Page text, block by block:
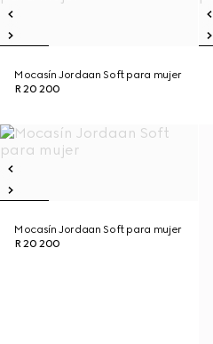
Mocasín Jordaan Soft para mujer
R 20 200
Mocasín Jordaan Soft para mujer
R 20 200